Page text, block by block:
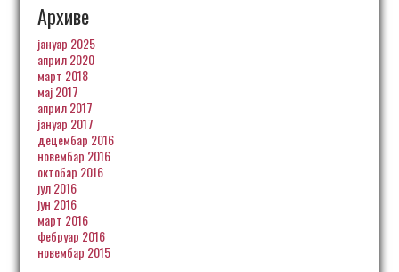
Архиве
јануар 2025
април 2020
март 2018
мај 2017
април 2017
јануар 2017
децембар 2016
новембар 2016
октобар 2016
јул 2016
јун 2016
март 2016
фебруар 2016
новембар 2015